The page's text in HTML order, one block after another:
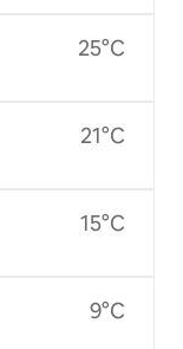
25°C
21°C
15°C
9°C